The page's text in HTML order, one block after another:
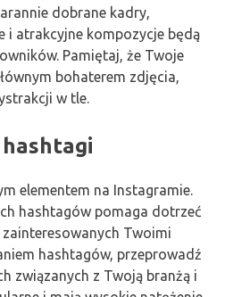
dobrane kadry,
i atrakcyjne kompozycje będą
Pamiętaj, że Twoje
bohaterem zdjęcia,
w tle.
elementem na Instagramie.
hashtagów pomaga dotrzeć
Twoimi
hashtagów, przeprowadź
związanych z Twoją branżą i